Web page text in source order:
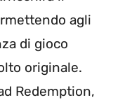
agli
di gioco
originale.
Redemption,